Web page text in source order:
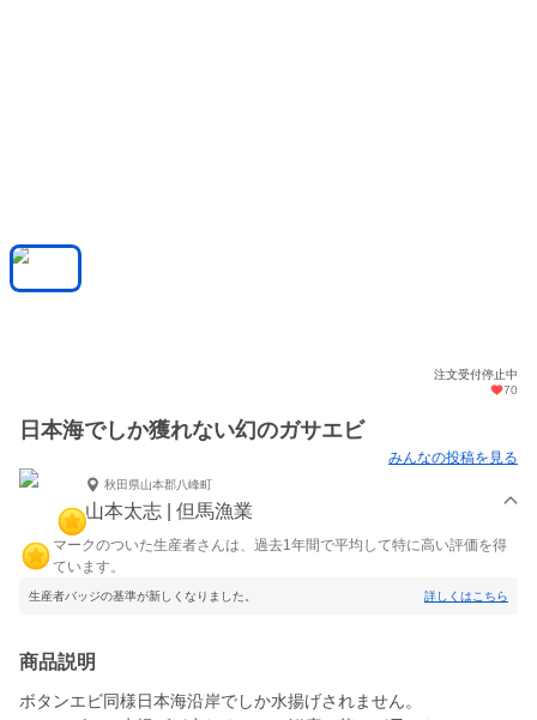
注文受付停止中
70
日本海でしか獲れない幻のガサエビ
みんなの投稿を見る
秋田県山本郡八峰町
山本太志 | 但馬漁業
マークのついた生産者さんは、過去1年間で平均して特に高い評価を得
ています。
生産者バッジの基準が新しくなりました。 詳しくはこちら
商品説明
ボタンエビ同様日本海沿岸でしか水揚げされません。